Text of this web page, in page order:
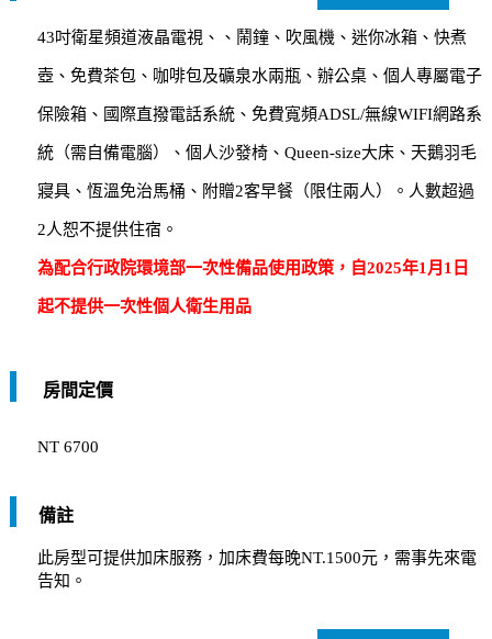
43吋衛星頻道液晶電視、、鬧鐘、吹風機、迷你冰箱、快煮
壺、免費茶包、咖啡包及礦泉水兩瓶、辦公桌、個人專屬電子
保險箱、國際直撥電話系統、免費寬頻ADSL/無線WIFI網路系
統（需自備電腦）、個人沙發椅、Queen-size大床、天鵝羽毛
寢具、恆溫免治馬桶、附贈2客早餐（限住兩人）。人數超過
2人恕不提供住宿。
為配合行政院環境部一次性備品使用政策，自2025年1月1日
起不提供一次性個人衛生用品
房間定價
NT 6700
備註
此房型可提供加床服務，加床費每晚NT.1500元，需事先來電
告知。